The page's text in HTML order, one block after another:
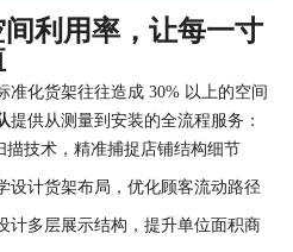
利用率，让每一寸
准化货架往往造成 30% 以上的空间
提供从测量到安装的全流程服务：
描技术，精准捕捉店铺结构细节
设计货架布局，优化顾客流动路径
计多层展示结构，提升单位面积商